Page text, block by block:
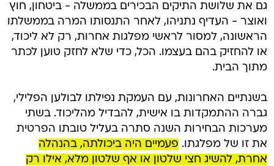
גם את שלושת התיקים הבכירים בממשלה - ביטחון, חוץ
ואוצר - העדיף נתניהו, לאחר התנסותו המרה בממשלתו
הראשונה, למסור לראשי מפלגות אחרות, רק לא ליכוד,
או להחזיק בהם בעצמו. הכל, כדי שלא לחזק טוען לכתר
מתוך הבית.
בשנתיים האחרונות, עם העמקת נפילתו לבולען הפלילי,
גברה ההתמקדות בו אישית, להבדיל מהליכוד. בשתי
מערכות הבחירות השנה סתרה בעליל טובתו הפרטית
את זו של מפלגתו. פעמיים היה ביכולתה, בהנהלה
אחרת, להשיג חצי שלטון או אף שלטון מלא, אילו רק